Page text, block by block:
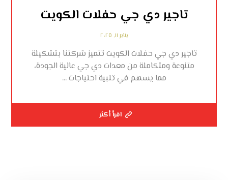
تاجير دي جي حفلات الكويت
يناير ١١, ٢٠٢٥
تاجير دي جي حفلات الكويت تتميز شركتنا بتشكيلة
متنوعة ومتكاملة من معدات دي جي عالية الجودة،
مما يسهم في تلبية احتياجات ...
اقرأ أكثر